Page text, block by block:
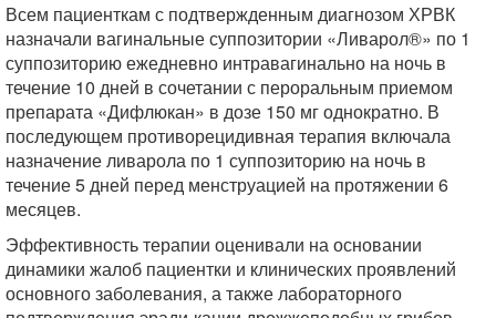
Всем пациенткам с подтвержденным диагнозом ХРВК
назначали вагинальные суппозитории «Ливарол®» по 1
суппозиторию ежедневно интравагинально на ночь в
течение 10 дней в сочетании с пероральным приемом
препарата «Дифлюкан» в дозе 150 мг однократно. В
последующем противорецидивная терапия включала
назначение ливарола по 1 суппозиторию на ночь в
течение 5 дней перед менструацией на протяжении 6
месяцев.
Эффективность терапии оценивали на основании
динамики жалоб пациентки и клинических проявлений
основного заболевания, а также лабораторного